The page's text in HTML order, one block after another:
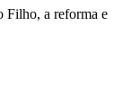
Filho, a reforma e